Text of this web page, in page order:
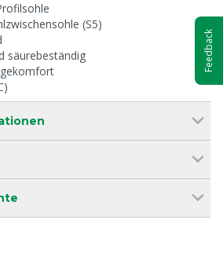
(S5)
säurebeständig
Feedback